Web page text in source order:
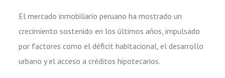
El mercado inmobiliario peruano ha mostrado un
crecimiento sostenido en los últimos años, impulsado
por factores como el déficit habitacional, el desarrollo
urbano y el acceso a créditos hipotecarios.